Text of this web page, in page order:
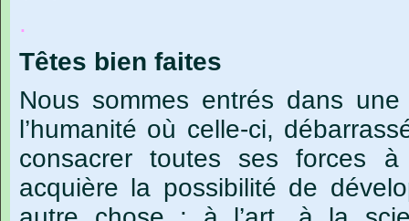
.
Têtes bien faites
Nous sommes entrés dans une
l’humanité où celle-ci,
consacrer
toutes ses forces
à
acquière la possibilité de